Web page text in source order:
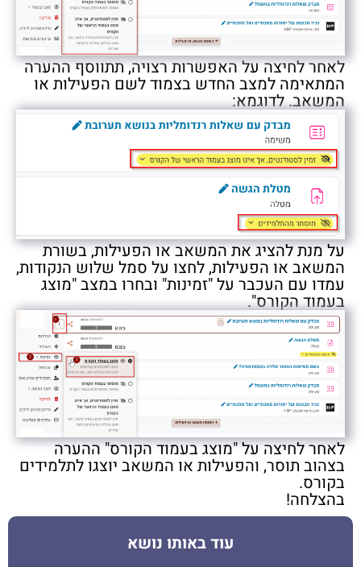
לאחר לחיצה על האפשרות רצויה, תתווסף ההערה
המתאימה למצב החדש בצמוד לשם הפעילות או
המשאב. לדוגמא:
על מנת להציג את המשאב או הפעילות, בשורת
המשאב או הפעילות, לחצו על סמל שלוש הנקודות,
עמדו עם העכבר על "זמינות" ובחרו במצב "מוצג
בעמוד הקורס".
לאחר לחיצה על "מוצג בעמוד הקורס" ההערה
בצהוב תוסר, והפעילות או המשאב יוצגו לתלמידים
בקורס.
בהצלחה!
עוד באותו נושא